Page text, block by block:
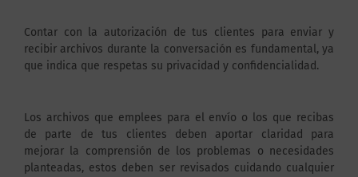
Contar con la autorización de tus clientes para enviar y
recibir archivos durante la conversación es fundamental, ya
que indica que respetas su privacidad y confidencialidad.
Los archivos que emplees para el envío o los que recibas
de parte de tus clientes deben aportar claridad para
mejorar la comprensión de los problemas o necesidades
planteadas, estos deben ser revisados cuidando cualquier